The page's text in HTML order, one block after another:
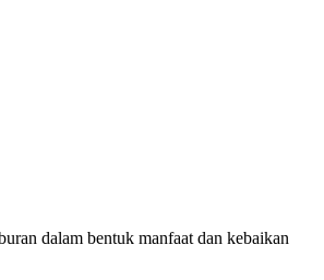
dalam bentuk manfaat dan kebaikan